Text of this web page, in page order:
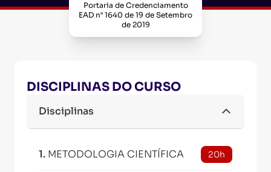
Portaria de Credenciamento
EAD n° 1640 de 19 de Setembro
de 2019
DISCIPLINAS DO CURSO
Disciplinas
1. METODOLOGIA CIENTÍFICA 20h